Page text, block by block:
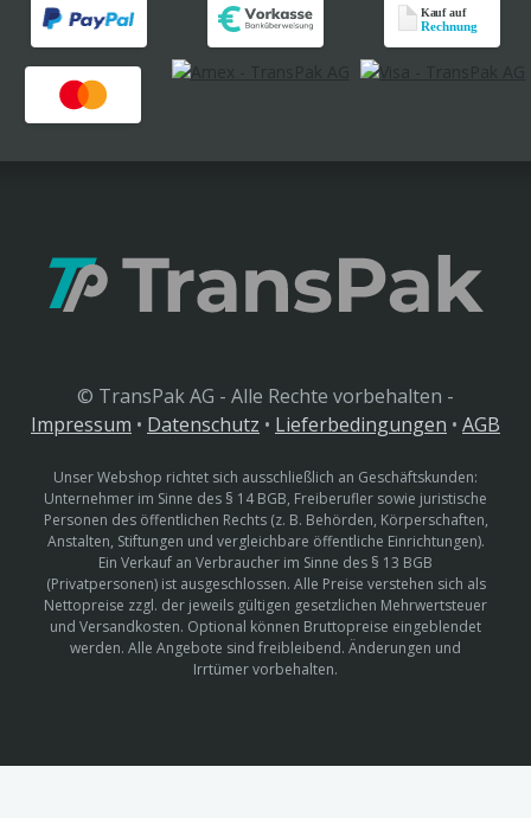
© TransPak AG - Alle Rechte vorbehalten -
Impressum • Datenschutz • Lieferbedingungen • AGB
Unser Webshop richtet sich ausschließlich an Geschäftskunden:
Unternehmer im Sinne des § 14 BGB, Freiberufler sowie juristische
Personen des öffentlichen Rechts (z. B. Behörden, Körperschaften,
Anstalten, Stiftungen und vergleichbare öffentliche Einrichtungen).
Ein Verkauf an Verbraucher im Sinne des § 13 BGB
(Privatpersonen) ist ausgeschlossen. Alle Preise verstehen sich als
Nettopreise zzgl. der jeweils gültigen gesetzlichen Mehrwertsteuer
und Versandkosten. Optional können Bruttopreise eingeblendet
werden. Alle Angebote sind freibleibend. Änderungen und
Irrtümer vorbehalten.